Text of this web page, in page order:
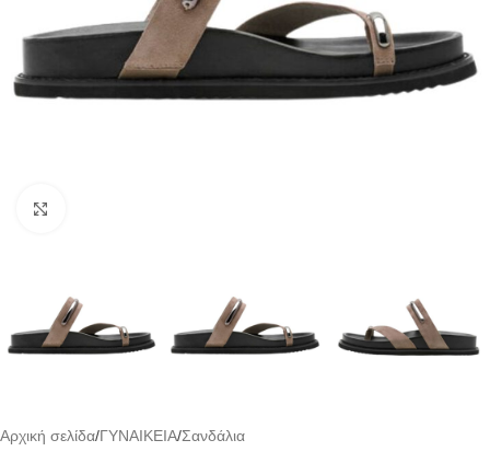
Αρχική σελίδα/ΓΥΝΑΙΚΕΙΑ/Σανδάλια